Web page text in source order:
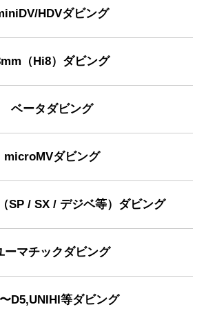
HDVダビング
（Hi8）ダビング
ベータダビング
microMVダビング
SP / SX / デジベ等）ダビング
ーマチックダビング
D5,UNIHI等ダビング